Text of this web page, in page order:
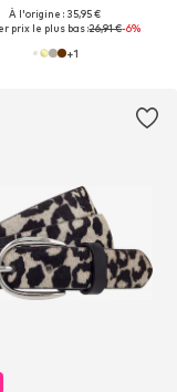
À l'origine : 35,95 €
prix le plus bas :26,91 €-6%
+1